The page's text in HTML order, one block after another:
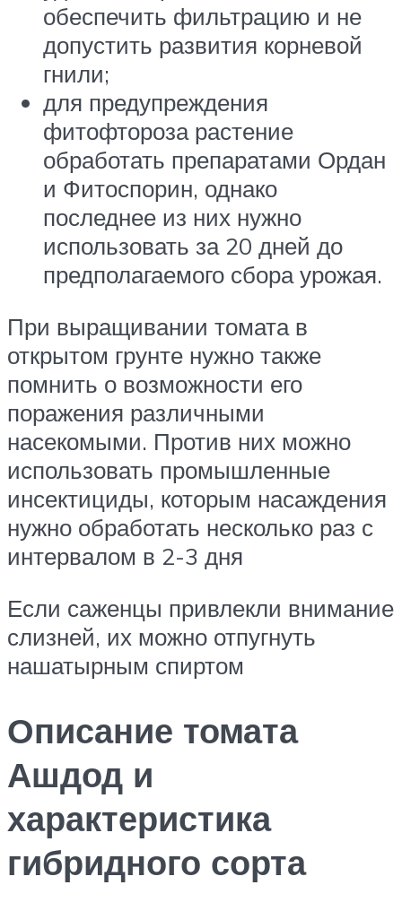
обеспечить фильтрацию и не
допустить развития корневой
гнили;
для предупреждения
фитофтороза растение
обработать препаратами Ордан
и Фитоспорин, однако
последнее из них нужно
использовать за 20 дней до
предполагаемого сбора урожая.
При выращивании томата в
открытом грунте нужно также
помнить о возможности его
поражения различными
насекомыми. Против них можно
использовать промышленные
инсектициды, которым насаждения
нужно обработать несколько раз с
интервалом в 2-3 дня
Если саженцы привлекли внимание
слизней, их можно отпугнуть
нашатырным спиртом
Описание томата
Ашдод и
характеристика
гибридного сорта